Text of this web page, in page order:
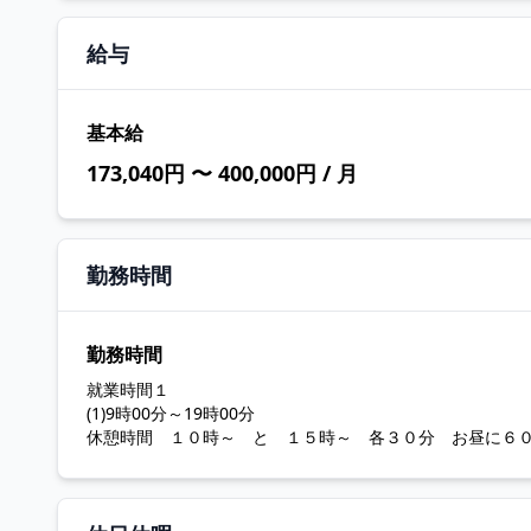
給与
基本給
173,040円 〜 400,000円 / 月
勤務時間
勤務時間
就業時間１
(1)9時00分～19時00分
休憩時間 １０時～ と １５時～ 各３０分 お昼に６